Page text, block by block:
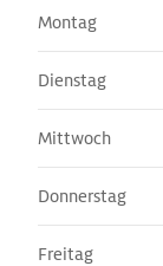
Montag
Dienstag
Mittwoch
Donnerstag
Freitag